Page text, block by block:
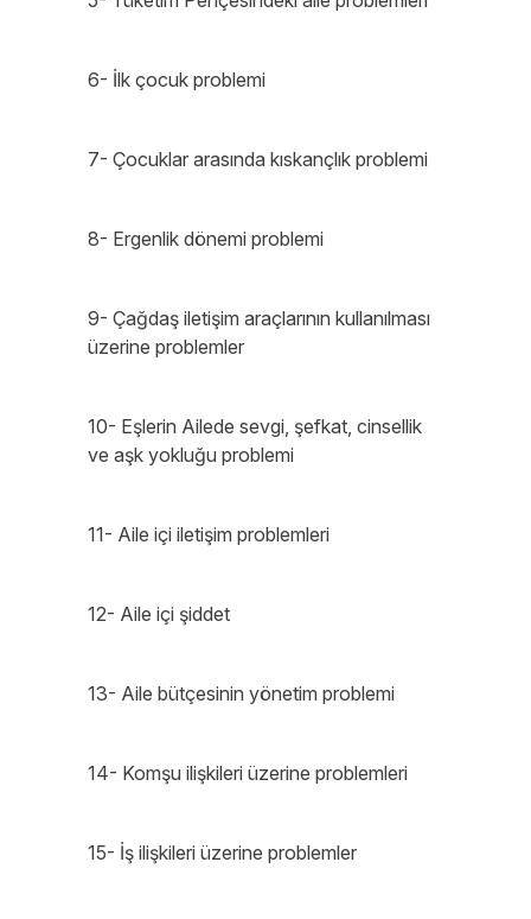
6- İlk çocuk problemi
7- Çocuklar arasında kıskançlık problemi
8- Ergenlik dönemi problemi
9- Çağdaş iletişim araçlarının kullanılması
üzerine problemler
10- Eşlerin Ailede sevgi, şefkat, cinsellik
ve aşk yokluğu problemi
11- Aile içi iletişim problemleri
12- Aile içi şiddet
13- Aile bütçesinin yönetim problemi
14- Komşu ilişkileri üzerine problemleri
15- İş ilişkileri üzerine problemler